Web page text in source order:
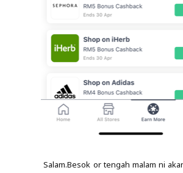
Salam.Besok or tengah malam ni